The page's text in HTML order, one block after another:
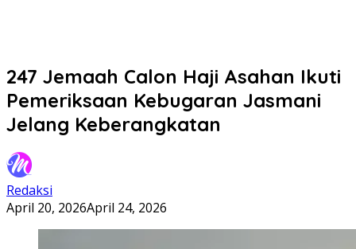
247 Jemaah Calon Haji Asahan Ikuti
Pemeriksaan Kebugaran Jasmani
Jelang Keberangkatan
Redaksi
April 20, 2026April 24, 2026